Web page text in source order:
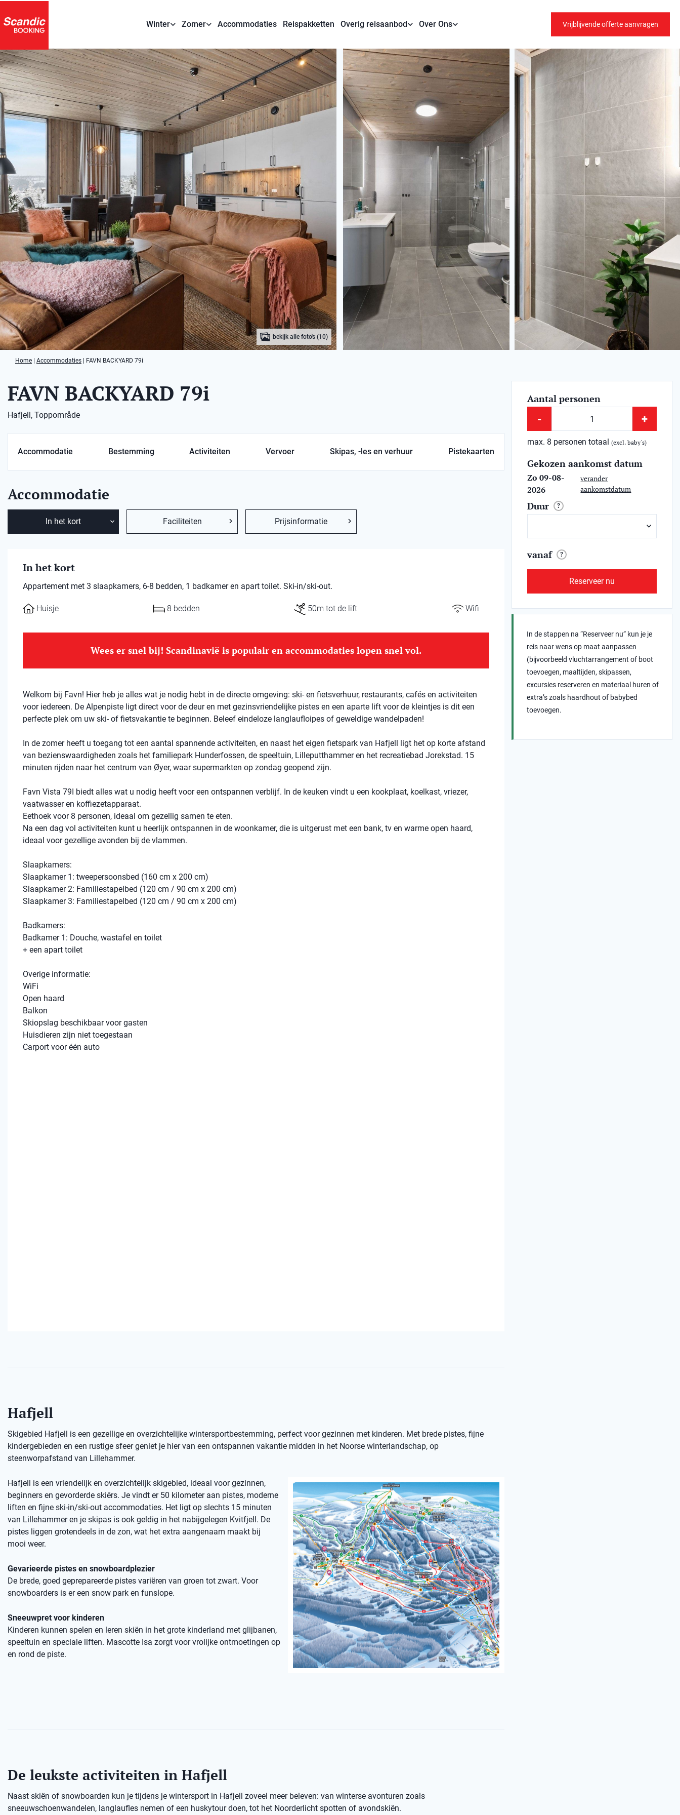
Winter Zomer Accommodaties Reispakketten Overig reisaanbod Over Ons Vrijblijvende offerte aanvragen
bekijk alle foto's (10)
Home Accommodaties FAVN BACKYARD 79i
FAVN BACKYARD 79i
Hafjell, Toppområde
Accommodatie Bestemming Activiteiten Vervoer Skipas, -les en verhuur Pistekaarten
Accommodatie
In het kort Faciliteiten Prijsinformatie
In het kort
Appartement met 3 slaapkamers, 6-8 bedden, 1 badkamer en apart toilet. Ski-in/ski-out.
Huisje 8 bedden 50m tot de lift Wifi
Wees er snel bij! Scandinavië is populair en accommodaties lopen snel vol.
Welkom bij Favn! Hier heb je alles wat je nodig hebt in de directe omgeving: ski- en fietsverhuur, restaurants, cafés en activiteiten
voor iedereen. De Alpenpiste ligt direct voor de deur en met gezinsvriendelijke pistes en een aparte lift voor de kleintjes is dit een
perfecte plek om uw ski- of fietsvakantie te beginnen. Beleef eindeloze langlaufloipes of geweldige wandelpaden!
In de zomer heeft u toegang tot een aantal spannende activiteiten, en naast het eigen fietspark van Hafjell ligt het op korte afstand
van bezienswaardigheden zoals het familiepark Hunderfossen, de speeltuin, Lilleputthammer en het recreatiebad Jorekstad. 15
minuten rijden naar het centrum van Øyer, waar supermarkten op zondag geopend zijn.
Favn Vista 79I biedt alles wat u nodig heeft voor een ontspannen verblijf. In de keuken vindt u een kookplaat, koelkast, vriezer,
vaatwasser en koffiezetapparaat.
Eethoek voor 8 personen, ideaal om gezellig samen te eten.
Na een dag vol activiteiten kunt u heerlijk ontspannen in de woonkamer, die is uitgerust met een bank, tv en warme open haard,
ideaal voor gezellige avonden bij de vlammen.
Slaapkamers:
Slaapkamer 1: tweepersoonsbed (160 cm x 200 cm)
Slaapkamer 2: Familiestapelbed (120 cm / 90 cm x 200 cm)
Slaapkamer 3: Familiestapelbed (120 cm / 90 cm x 200 cm)
Badkamers:
Badkamer 1: Douche, wastafel en toilet
+ een apart toilet
Overige informatie:
WiFi
Open haard
Balkon
Skiopslag beschikbaar voor gasten
Huisdieren zijn niet toegestaan
Carport voor één auto
Hafjell
Skigebied Hafjell is een gezellige en overzichtelijke wintersportbestemming, perfect voor gezinnen met kinderen. Met brede pistes, fijne
kindergebieden en een rustige sfeer geniet je hier van een ontspannen vakantie midden in het Noorse winterlandschap, op
steenworpafstand van Lillehammer.
Hafjell is een vriendelijk en overzichtelijk skigebied, ideaal voor gezinnen,
beginners en gevorderde skiërs. Je vindt er 50 kilometer aan pistes, moderne
liften en fijne ski-in/ski-out accommodaties. Het ligt op slechts 15 minuten
van Lillehammer en je skipas is ook geldig in het nabijgelegen Kvitfjell. De
pistes liggen grotendeels in de zon, wat het extra aangenaam maakt bij
mooi weer.
Gevarieerde pistes en snowboardplezier
De brede, goed geprepareerde pistes variëren van groen tot zwart. Voor
snowboarders is er een snow park en funslope.
Sneeuwpret voor kinderen
Kinderen kunnen spelen en leren skiën in het grote kinderland met glijbanen,
speeltuin en speciale liften. Mascotte Isa zorgt voor vrolijke ontmoetingen op
en rond de piste.
De leukste activiteiten in Hafjell
Naast skiën of snowboarden kun je tijdens je wintersport in Hafjell zoveel meer beleven: van winterse avonturen zoals
sneeuwschoenwandelen, langlaufles nemen of een huskytour doen, tot het Noorderlicht spotten of avondskiën.
Aantal personen
- +
max. 8 personen totaal(excl. baby's)
Gekozen aankomst datum
Zo 09-08-
2026
verander
aankomstdatum
Duur ?
vanaf ?
Reserveer nu
In de stappen na “Reserveer nu” kun je je
reis naar wens op maat aanpassen
(bijvoorbeeld vluchtarrangement of boot
toevoegen, maaltijden, skipassen,
excursies reserveren en materiaal huren of
extra’s zoals haardhout of babybed
toevoegen.